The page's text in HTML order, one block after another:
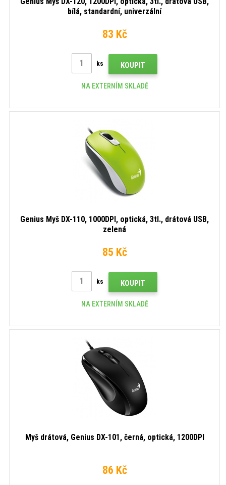
bílá, standardní, univerzální
83 Kč
ks KOUPIT
NA EXTERNÍM SKLADĚ
Genius Myš DX-110, 1000DPI, optická, 3tl., drátová USB,
zelená
85 Kč
ks KOUPIT
NA EXTERNÍM SKLADĚ
Myš drátová, Genius DX-101, černá, optická, 1200DPI
86 Kč